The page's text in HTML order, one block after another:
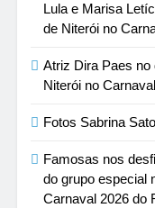
Lula e Marisa
de Niterói no
Atriz Dira Paes
Niterói no
Fotos Sabrina
Famosas nos
do grupo especial
Carnaval 2026 do